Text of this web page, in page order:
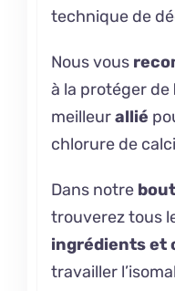
technique de
Nous vous
à la protégerde
meilleurallié
chlorure de
Dans notre
trouverez tous
ingrédients et
travailler